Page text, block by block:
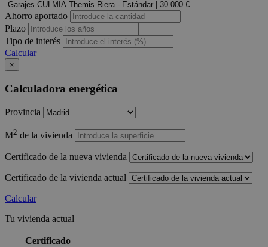
Ahorro aportado
Plazo
Tipo de interés
Calcular
×
Calculadora energética
Provincia
M2 de la vivienda
Certificado de la nueva vivienda
Certificado de la vivienda actual
Calcular
Tu vivienda actual
Certificado